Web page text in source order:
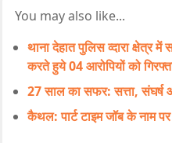
You may also like...
थाना देहात पुलिस व्दारा क्षेत्र
करते हुये 04 आरोपियों को
27 साल का सफर: सत्ता, संघर्ष
कैथल: पार्ट टाइम जॉब के नाम